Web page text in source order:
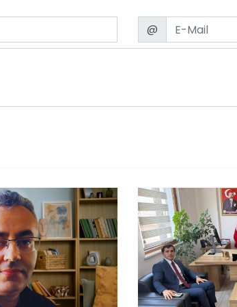
Email
@